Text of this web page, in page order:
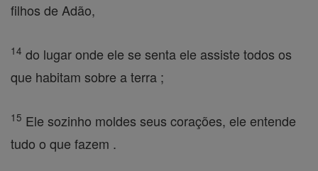
filhos de Adão,
14 do lugar onde ele se senta ele assiste todos os
que habitam sobre a terra ;
15 Ele sozinho moldes seus corações, ele entende
tudo o que fazem .